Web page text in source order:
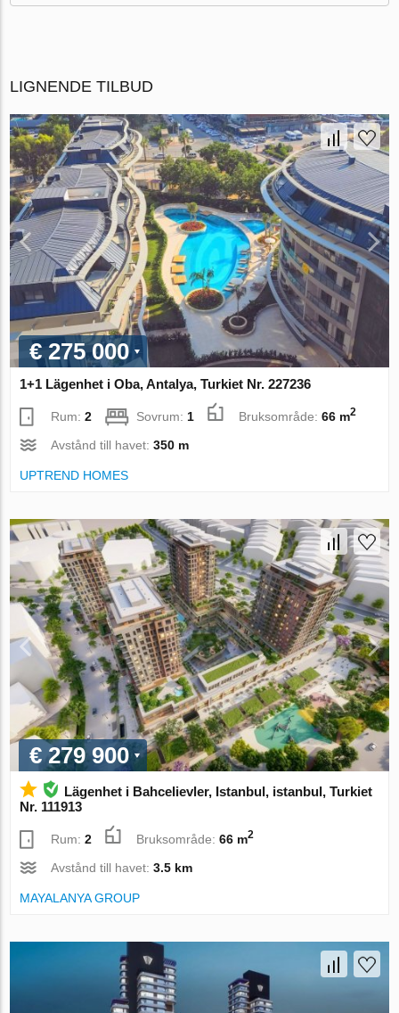
LIGNENDE TILBUD
€ 275 000
1+1 Lägenhet i Oba, Antalya, Turkiet Nr. 227236
Rum:2 Sovrum: 1 Bruksområde:66 m2
Avstånd till havet:350 m
UPTREND HOMES
€ 279 900
Lägenhet i Bahcelievler, Istanbul, istanbul, Turkiet
Nr. 111913
Rum:2 Bruksområde:66 m2
Avstånd till havet:3.5 km
MAYALANYA GROUP